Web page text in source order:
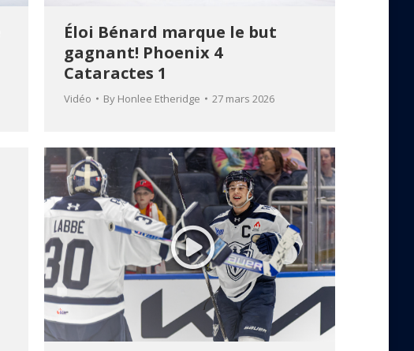
Éloi Bénard marque le but
gagnant! Phoenix 4
Cataractes 1
Vidéo By Honlee Etheridge 27 mars 2026